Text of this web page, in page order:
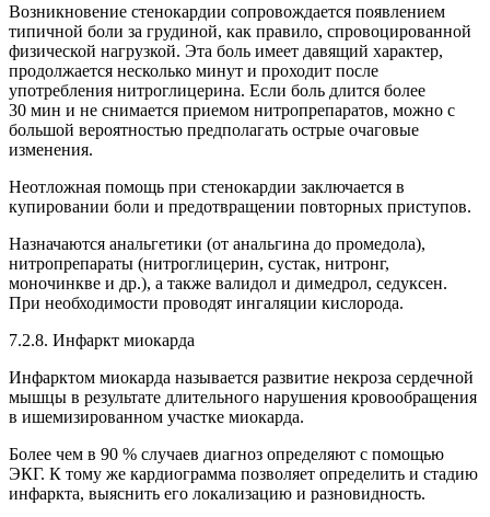
Возникновение стенокардии сопровождается появлением
типичной боли за грудиной, как правило, спровоцированной
физической нагрузкой. Эта боль имеет давящий характер,
продолжается несколько минут и проходит после
употребления нитроглицерина. Если боль длится более
30 мин и не снимается приемом нитропрепаратов, можно с
большой вероятностью предполагать острые очаговые
изменения.
Неотложная помощь при стенокардии заключается в
купировании боли и предотвращении повторных приступов.
Назначаются анальгетики (от анальгина до промедола),
нитропрепараты (нитроглицерин, сустак, нитронг,
моночинкве и др.), а также валидол и димедрол, седуксен.
При необходимости проводят ингаляции кислорода.
7.2.8. Инфаркт миокарда
Инфарктом миокарда называется развитие некроза сердечной
мышцы в результате длительного нарушения кровообращения
в ишемизированном участке миокарда.
Более чем в 90 % случаев диагноз определяют с помощью
ЭКГ. К тому же кардиограмма позволяет определить и стадию
инфаркта, выяснить его локализацию и разновидность.